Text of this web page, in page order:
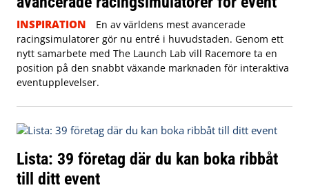
INSPIRATION
En av världens mest avancerade
racingsimulatorer gör nu entré i huvudstaden. Genom ett
nytt samarbete med The Launch Lab vill Racemore ta en
position på den snabbt växande marknaden för interaktiva
eventupplevelser.
Lista: 39 företag där du kan boka ribbåt
till ditt event